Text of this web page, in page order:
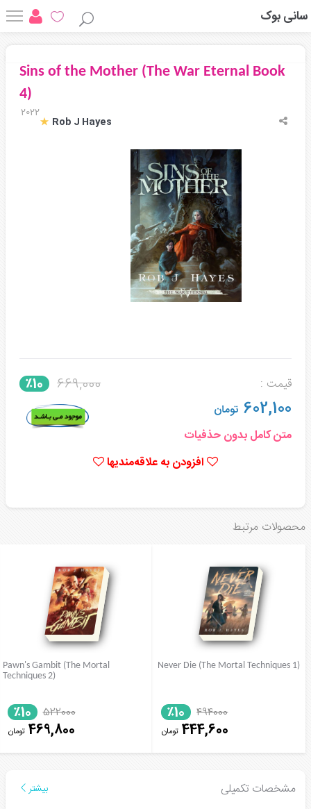
سانی بوک
Sins of the Mother (The War Eternal Book
4)
2022
Rob J Hayes
قیمت : 669,000 ٪10
602,100 تومان
متن کامل بدون حذفیات
افزودن به علاقه‌مندیها
محصولات مرتبط
Never Die (The Mortal Techniques 1)
494000
٪10
444,600 تومان
Pawn's Gambit (The Mortal
Techniques 2)
522000
٪10
469,800 تومان
مشخصات تکمیلی بیشتر